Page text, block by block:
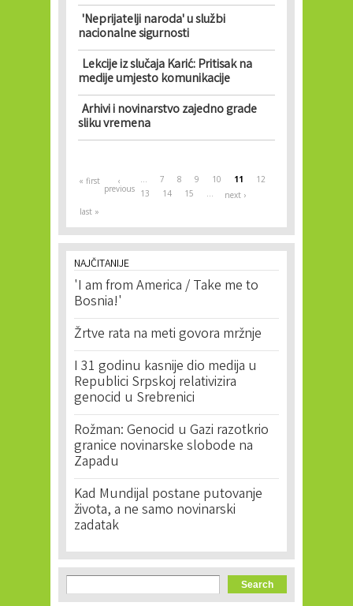
'Neprijatelji naroda' u službi
nacionalne sigurnosti
Lekcije iz slučaja Karić: Pritisak na
medije umjesto komunikacije
Arhivi i novinarstvo zajedno grade
sliku vremena
Pages
« first ‹
previous
… 7 8 9 10 11
12
13
14 15 …
next ›
last »
NAJČITANIJE
'I am from America / Take me to
Bosnia!'
Žrtve rata na meti govora mržnje
I 31 godinu kasnije dio medija u
Republici Srpskoj relativizira
genocid u Srebrenici
Rožman: Genocid u Gazi razotkrio
granice novinarske slobode na
Zapadu
Kad Mundijal postane putovanje
života, a ne samo novinarski
zadatak
Search form
Search